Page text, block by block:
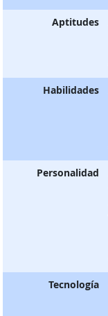
Aptitudes
Habilidades
Personalidad
Tecnología